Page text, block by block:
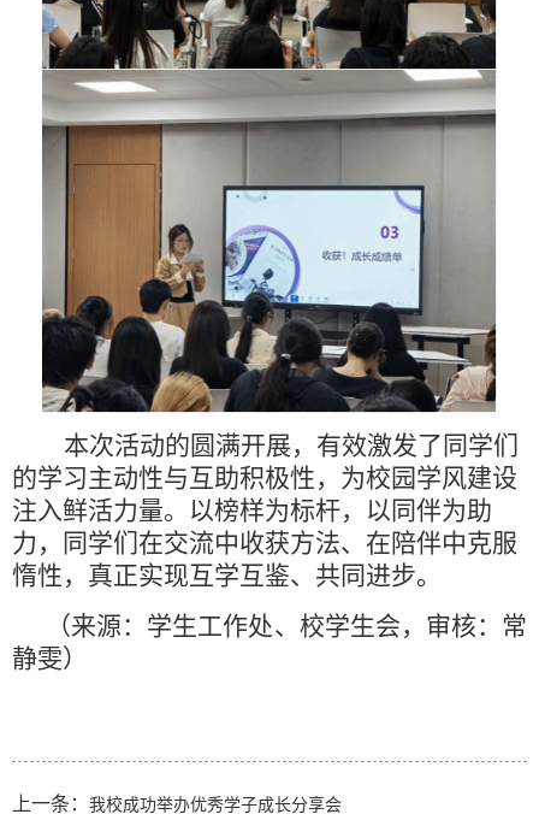
本次活动的圆满开展，有效激发了同学们
的学习主动性与互助积极性，为校园学风建设
注入鲜活力量。以榜样为标杆，以同伴为助
力，同学们在交流中收获方法、在陪伴中克服
惰性，真正实现互学互鉴、共同进步。
（来源：学生工作处、校学生会，审核：常
静雯）
上一条： ​我校成功举办优秀学子成长分享会